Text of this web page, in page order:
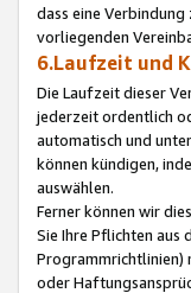
dass eine
vorliegenden
6.Laufzeit und
Die Laufzeit dieser
jederzeit ordentlich
automatisch und
können kündigen,
auswählen.
Ferner können wir
Sie Ihre Pflichten aus
Programmrichtlinien)
oder